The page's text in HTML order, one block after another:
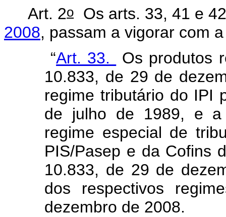
Art. 2oOs arts. 33, 41 e
2008, passam a vigorar com
“Art. 33.
Os produtos
10.833, de 29 de
regime tributário do IPI
de julho de 1989, e a
regime especial de
PIS/Pasep e da Cofins
10.833, de 29 de
dos respectivos
dezembro de 2008.